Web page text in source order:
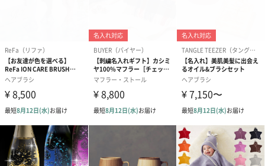
ゼリーバウム カット
（レモン＆紅茶）（432
円）
麦わらパンダバウム
（バナナ味）（540円）
3層デザート
ェ〜国産フル
り〜 3号（864
スキンケアグッズ
スキンケアグッズを同梱してお届けします。